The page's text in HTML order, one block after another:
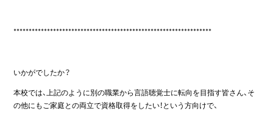
*****************************************************************
いかがでしたか？
本校では、上記のように別の職業から言語聴覚士に転向を目指す皆さん、そ
の他にもご家庭との両立で資格取得をしたい！という方向けで、